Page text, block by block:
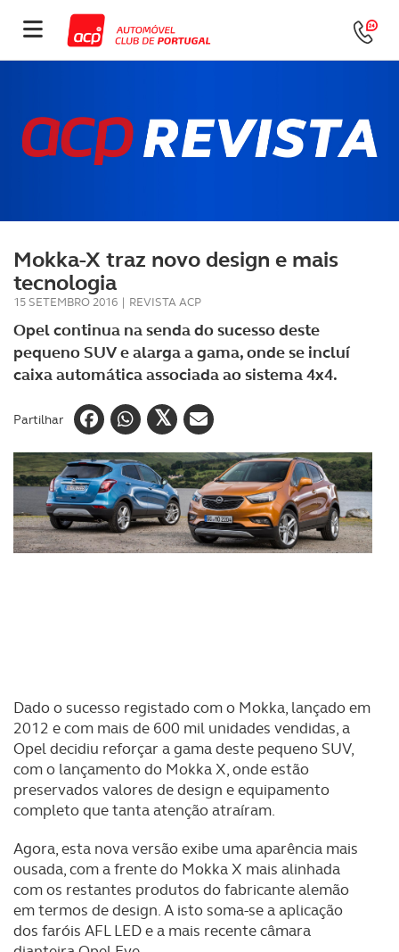
Mokka-X traz novo design e mais
tecnologia
15 SETEMBRO 2016 | REVISTA ACP
Opel continua na senda do sucesso deste
pequeno SUV e alarga a gama, onde se incluí
caixa automática associada ao sistema 4x4.
Partilhar
Dado o sucesso registado com o Mokka, lançado em
2012 e com mais de 600 mil unidades vendidas, a
Opel decidiu reforçar a gama deste pequeno SUV,
com o lançamento do Mokka X, onde estão
preservados valores de design e equipamento
completo que tanta atenção atraíram.
Agora, esta nova versão exibe uma aparência mais
ousada, com a frente do Mokka X mais alinhada
com os restantes produtos do fabricante alemão
em termos de design. A isto soma-se a aplicação
dos faróis AFL LED e a mais recente câmara